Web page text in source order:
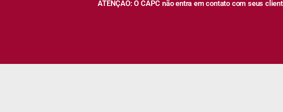
ATENÇÃO: O CAPC não entra em contato com seus